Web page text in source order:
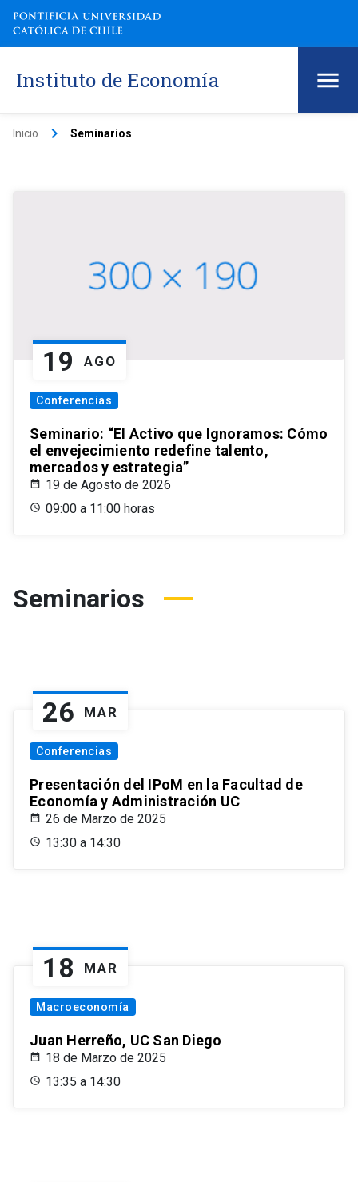
Instituto de Economía
Inicio keyboard_arrow_right Seminarios
19 AGO
Conferencias
Seminario: “El Activo que Ignoramos: Cómo
el envejecimiento redefine talento,
mercados y estrategia”
19 de Agosto de 2026
09:00 a 11:00 horas
Seminarios
26 MAR
Conferencias
Presentación del IPoM en la Facultad de
Economía y Administración UC
26 de Marzo de 2025
13:30 a 14:30
18 MAR
Macroeconomía
Juan Herreño, UC San Diego
18 de Marzo de 2025
13:35 a 14:30